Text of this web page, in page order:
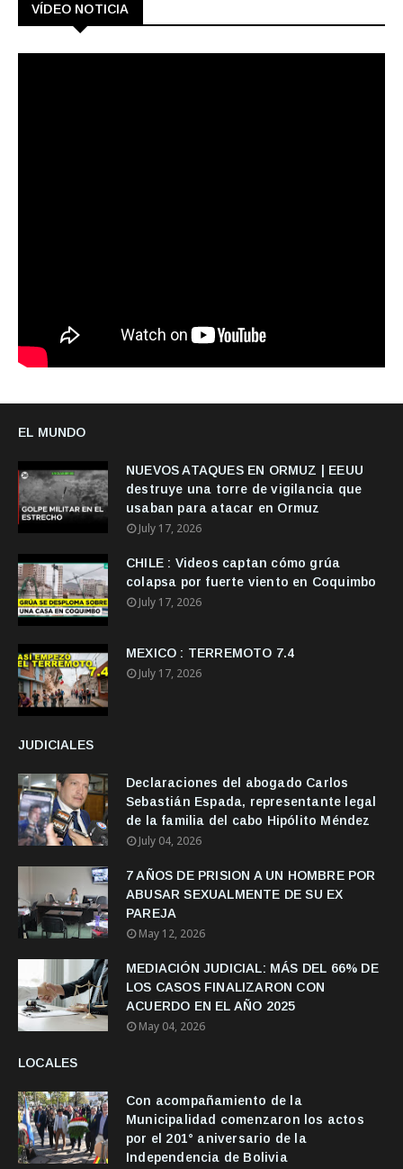
VÍDEO NOTICIA
EL MUNDO
NUEVOS ATAQUES EN ORMUZ | EEUU
destruye una torre de vigilancia que
usaban para atacar en Ormuz
July 17, 2026
CHILE : Videos captan cómo grúa
colapsa por fuerte viento en Coquimbo
July 17, 2026
MEXICO : TERREMOTO 7.4
July 17, 2026
JUDICIALES
Declaraciones del abogado Carlos
Sebastián Espada, representante legal
de la familia del cabo Hipólito Méndez
July 04, 2026
7 AÑOS DE PRISION A UN HOMBRE POR
ABUSAR SEXUALMENTE DE SU EX
PAREJA
May 12, 2026
MEDIACIÓN JUDICIAL: MÁS DEL 66% DE
LOS CASOS FINALIZARON CON
ACUERDO EN EL AÑO 2025
May 04, 2026
LOCALES
Con acompañamiento de la
Municipalidad comenzaron los actos
por el 201° aniversario de la
Independencia de Bolivia